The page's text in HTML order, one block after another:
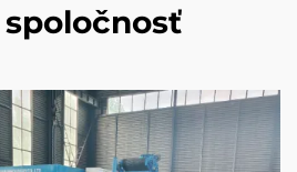
spoločnosť